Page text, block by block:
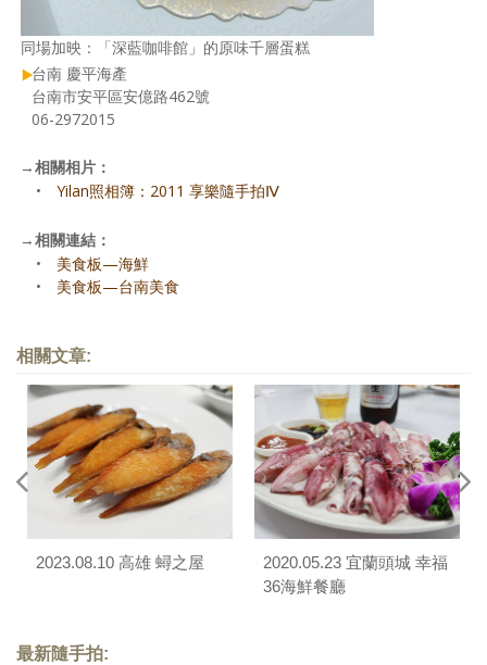
同場加映：「深藍咖啡館」的原味千層蛋糕
台南 慶平海產
台南市安平區安億路462號
06-2972015
→相關相片：
•
Yilan照相簿：2011 享樂隨手拍Ⅳ
→相關連結：
•
美食板—海鮮
•
美食板—台南美食
相關文章:
2023.08.10 高雄 蟳之屋
2020.05.23 宜蘭頭城 幸福
36海鮮餐廳
最新隨手拍: